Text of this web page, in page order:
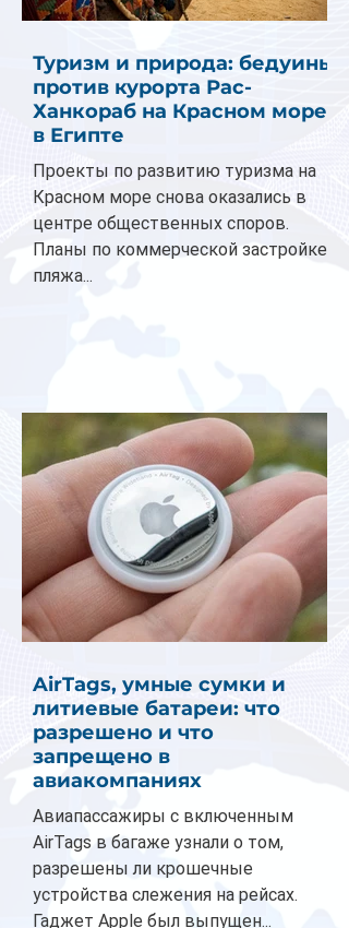
Туризм и природа: бедуины
против курорта Рас-
Ханкораб на Красном море
в Египте
Проекты по развитию туризма на
Красном море снова оказались в
центре общественных споров.
Планы по коммерческой застройке
пляжа...
AirTags, умные сумки и
литиевые батареи: что
разрешено и что
запрещено в
авиакомпаниях
Авиапассажиры с включенным
AirTags в багаже узнали о том,
разрешены ли крошечные
устройства слежения на рейсах.
Гаджет Apple был выпущен...